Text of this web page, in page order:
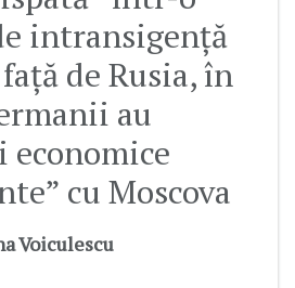
intransigență
de Rusia, în
au
cu Moscova
Voiculescu